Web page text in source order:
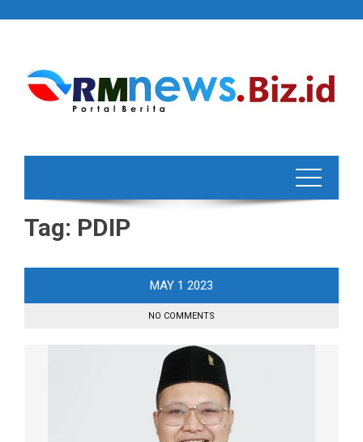
Tag: PDIP
MAY 1 2023
NO COMMENTS